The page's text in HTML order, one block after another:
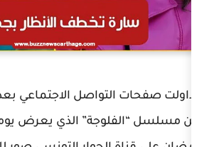
تداولت صفحات التواصل الاجتماعي بعد عرض 3 حلقات
الذي يعرض يوميا في شهر